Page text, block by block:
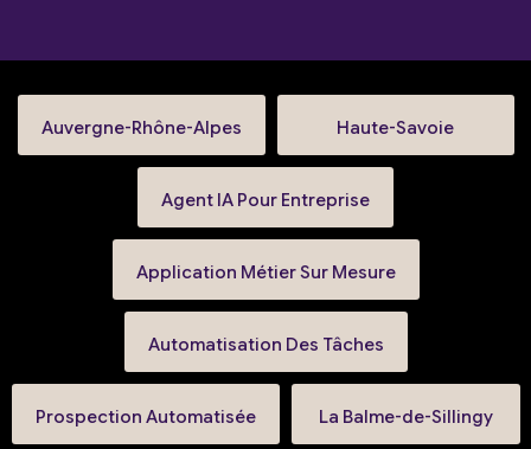
Auvergne-Rhône-Alpes Haute-Savoie
Agent IA Pour Entreprise
Application Métier Sur Mesure
Automatisation Des Tâches
Prospection Automatisée La Balme-de-Sillingy